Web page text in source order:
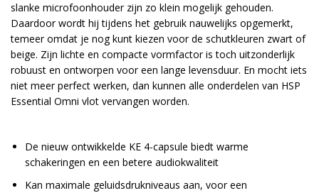
slanke microfoonhouder zijn zo klein mogelijk gehouden.
Daardoor wordt hij tijdens het gebruik nauwelijks opgemerkt,
temeer omdat je nog kunt kiezen voor de schutkleuren zwart of
beige. Zijn lichte en compacte vormfactor is toch uitzonderlijk
robuust en ontworpen voor een lange levensduur. En mocht iets
niet meer perfect werken, dan kunnen alle onderdelen van HSP
Essential Omni vlot vervangen worden.
De nieuw ontwikkelde KE 4-capsule biedt warme
schakeringen en een betere audiokwaliteit
Kan maximale geluidsdrukniveaus aan, voor een